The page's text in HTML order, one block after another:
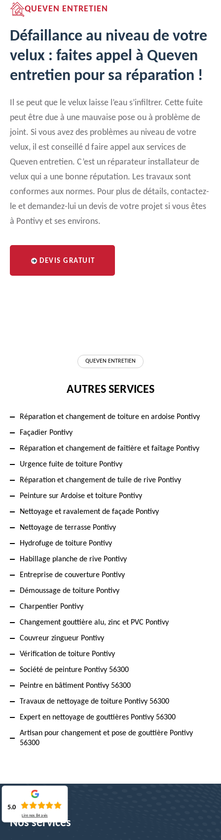
QUEVEN ENTRETIEN
Défaillance au niveau de votre
velux : faites appel à Queven
entretien pour sa réparation !
Il se peut que le velux laisse l’eau s’infiltrer. Cette fuite
peut être due à une mauvaise pose ou à problème de
joint. Si vous avez des problèmes au niveau de votre
velux, il est conseillé d faire appel aux services de
Queven entretien. C’est un réparateur installateur de
velux qui a une bonne réputation. Les travaux sont
conformes aux normes. Pour plus de détails, contactez-
le et demandez-lui un devis de votre projet si vous êtes
à Pontivy et ses environs.
DEVIS GRATUIT
QUEVEN ENTRETIEN
AUTRES SERVICES
Réparation et changement de toiture en ardoise Pontivy
Façadier Pontivy
Réparation et changement de faîtière et faîtage Pontivy
Urgence fuite de toiture Pontivy
Réparation et changement de tuile de rive Pontivy
Peinture sur Ardoise et toiture Pontivy
Nettoyage et ravalement de façade Pontivy
Nettoyage de terrasse Pontivy
Hydrofuge de toiture Pontivy
Habillage planche de rive Pontivy
Entreprise de couverture Pontivy
Démoussage de toiture Pontivy
Charpentier Pontivy
Changement gouttière alu, zinc et PVC Pontivy
Couvreur zingueur Pontivy
Vérification de toiture Pontivy
Société de peinture Pontivy 56300
Peintre en bâtiment Pontivy 56300
Travaux de nettoyage de toiture Pontivy 56300
Expert en nettoyage de gouttières Pontivy 56300
Artisan pour changement et pose de gouttière Pontivy
56300
Nos services
5.0
Lire nos84 avis